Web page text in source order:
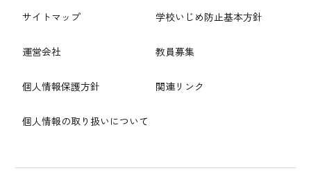
サイトマップ
運営会社
個人情報保護方針
個人情報の取り扱いについて
学校いじめ防止基本方針
教員募集
関連リンク